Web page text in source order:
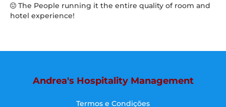
The People running it the entire quality of room and
hotel experience!
Andrea's Hospitality Management
Termos e Condições